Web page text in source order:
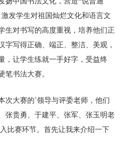
发学生对祖国灿烂文化和语言文
生对书写的高度重视，培养他们正
字写得正确、端正、整洁、美观，
，让学生练就一手好字，受益终
笔书法大赛。
次大赛的`领导与评委老师，他们
张贵勇、于建平、张军、张玉明老
比赛环节。首先让我来介绍一下